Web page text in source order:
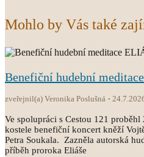
Mohlo by Vás také
Benefiční hudební
zveřejnil(a) Veronika Poslušná
Ve spolupráci s Cestou 121
kostele benefiční koncert kněží
Petra Soukala. Zazněla autorská
příběh proroka Eliáše